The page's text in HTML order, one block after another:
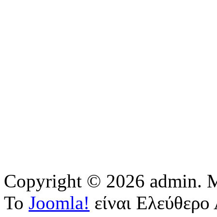
Copyright © 2026 admin.
Το Joomla! είναι